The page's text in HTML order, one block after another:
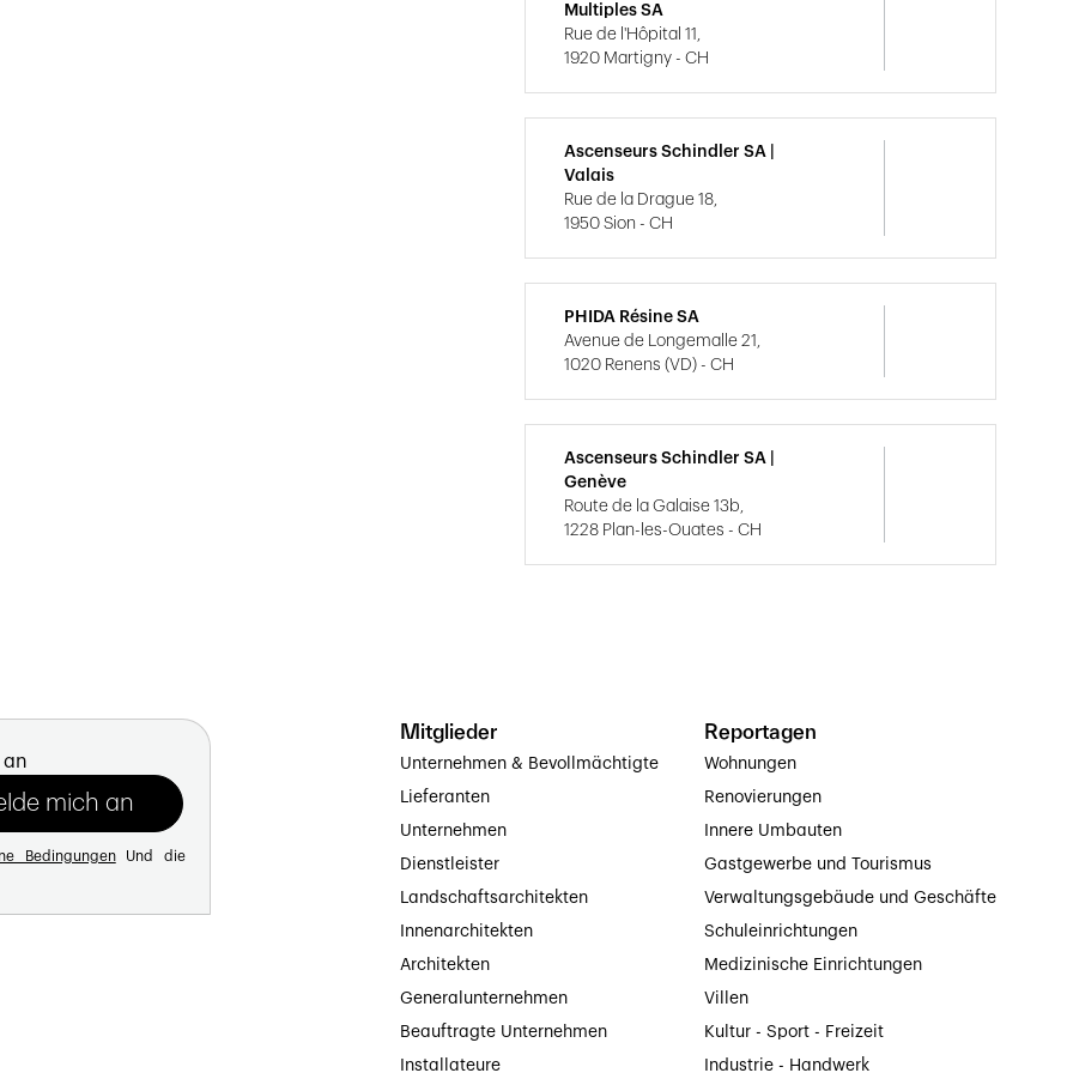
Multiples SA
Rue de l'Hôpital 11,
1920 Martigny - CH
Ascenseurs Schindler SA |
Valais
Rue de la Drague 18,
1950 Sion - CH
PHIDA Résine SA
Avenue de Longemalle 21,
1020 Renens (VD) - CH
Ascenseurs Schindler SA |
Genève
Route de la Galaise 13b,
1228 Plan-les-Ouates - CH
an
BedingungenUnd die
Mitglieder
Unternehmen & Bevollmächtigte
Lieferanten
Unternehmen
Dienstleister
Landschaftsarchitekten
Innenarchitekten
Architekten
Generalunternehmen
Beauftragte Unternehmen
Installateure
Reportagen
Wohnungen
Renovierungen
Innere Umbauten
Gastgewerbe und Tourismus
Verwaltungsgebäude und Geschäfte
Schuleinrichtungen
Medizinische Einrichtungen
Villen
Kultur - Sport - Freizeit
Industrie - Handwerk